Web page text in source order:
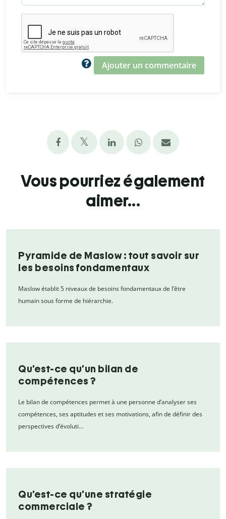
Ajouter un commentaire
Vous pourriez également
aimer...
Pyramide de Maslow : tout savoir sur
les besoins fondamentaux
Maslow établit 5 niveaux de besoins fondamentaux de l’être
humain sous forme de hiérarchie.
Qu’est-ce qu’un bilan de
compétences ?
Le bilan de compétences permet à une personne d’analyser ses
compétences, ses aptitudes et ses motivations, afin de définir des
perspectives d’évoluti…
Qu’est-ce qu’une stratégie
commerciale ?